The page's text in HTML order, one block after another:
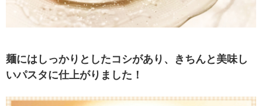
麺にはしっかりとしたコシがあり、きちんと美味し
いパスタに仕上がりました！